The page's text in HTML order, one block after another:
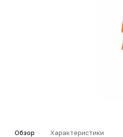
Обзор Характеристики